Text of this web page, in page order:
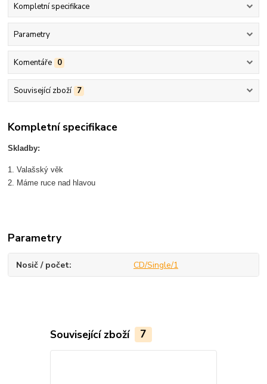
Kompletní specifikace
Parametry
Komentáře 0
Související zboží 7
Kompletní specifikace
Skladby:
1. Valašský věk
2. Máme ruce nad hlavou
Parametry
Nosič / počet CD/Single/1
Související zboží 7